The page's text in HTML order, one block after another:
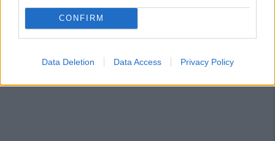
CONFIRM
Data Deletion Data Access Privacy Policy